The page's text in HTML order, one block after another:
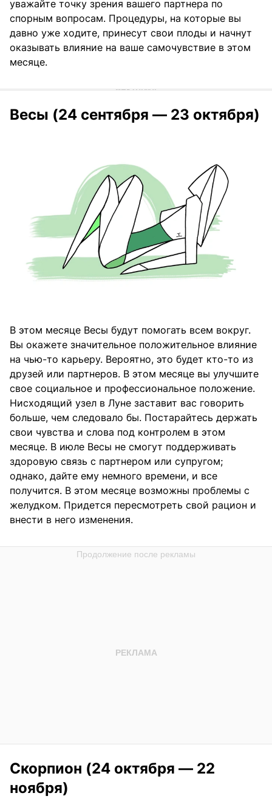
уважайте точку зрения вашего партнера по
спорным вопросам. Процедуры, на которые вы
давно уже ходите, принесут свои плоды и начнут
оказывать влияние на ваше самочувствие в этом
месяце.
Весы (24 сентября — 23 октября)
В этом месяце Весы будут помогать всем вокруг.
Вы окажете значительное положительное влияние
на чью-то карьеру. Вероятно, это будет кто-то из
друзей или партнеров. В этом месяце вы улучшите
свое социальное и профессиональное положение.
Нисходящий узел в Луне заставит вас говорить
больше, чем следовало бы. Постарайтесь держать
свои чувства и слова под контролем в этом
месяце. В июле Весы не смогут поддерживать
здоровую связь с партнером или супругом;
однако, дайте ему немного времени, и все
получится. В этом месяце возможны проблемы с
желудком. Придется пересмотреть свой рацион и
внести в него изменения.
Скорпион (24 октября — 22
ноября)